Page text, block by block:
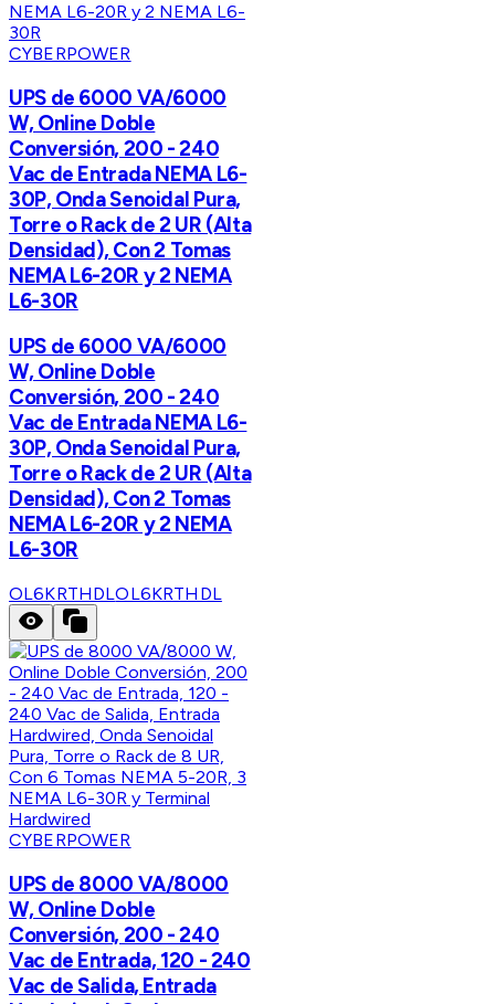
CYBERPOWER
UPS de 6000 VA/6000
W, Online Doble
Conversión, 200 - 240
Vac de Entrada NEMA L6-
30P, Onda Senoidal Pura,
Torre o Rack de 2 UR (Alta
Densidad), Con 2 Tomas
NEMA L6-20R y 2 NEMA
L6-30R
UPS de 6000 VA/6000
W, Online Doble
Conversión, 200 - 240
Vac de Entrada NEMA L6-
30P, Onda Senoidal Pura,
Torre o Rack de 2 UR (Alta
Densidad), Con 2 Tomas
NEMA L6-20R y 2 NEMA
L6-30R
OL6KRTHDLOL6KRTHDL
CYBERPOWER
UPS de 8000 VA/8000
W, Online Doble
Conversión, 200 - 240
Vac de Entrada, 120 - 240
Vac de Salida, Entrada